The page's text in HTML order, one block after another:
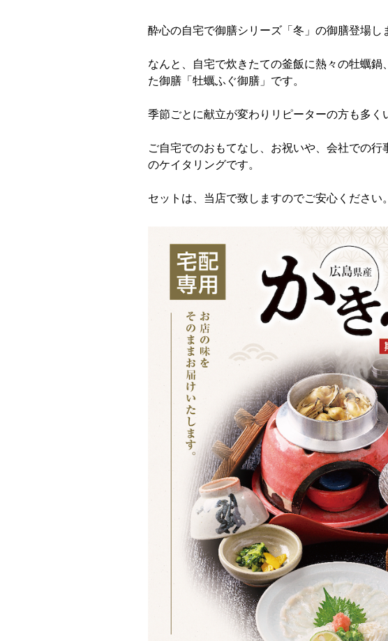
酔心の自宅で御膳シリーズ「冬」の御膳登場し
なんと、自宅で炊きたての釜飯に熱々の牡蠣
た御膳「牡蠣ふぐ御膳」です。
季節ごとに献立が変わりリピーターの方も多く
ご自宅でのおもてなし、お祝いや、会社での
のケイタリングです。
セットは、当店で致しますのでご安心ください。